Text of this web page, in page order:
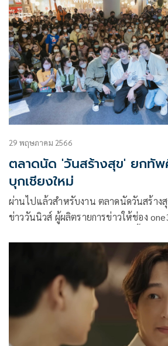
สายทิพย์ มนตรีกุล ณ อยุธยา, วรฤทธิ์ ไว
ศราพันธ์ ฯลฯ จัดงาน ปรากฏการณ์ one
29 พฤษภาคม 2566
ตลาดนัด 'วันสร้างสุข' ยกทั
บุกเชียงใหม่
ผ่านไปแล้วสำหรับงาน ตลาดนัดวันสร้าง
ข่าววันนิวส์ ผู้ผลิตรายการข่าวให้ช่อง
ณ ศูนย์การเซ็นทรัลเชียงใหม่ แอร์พอร์ต